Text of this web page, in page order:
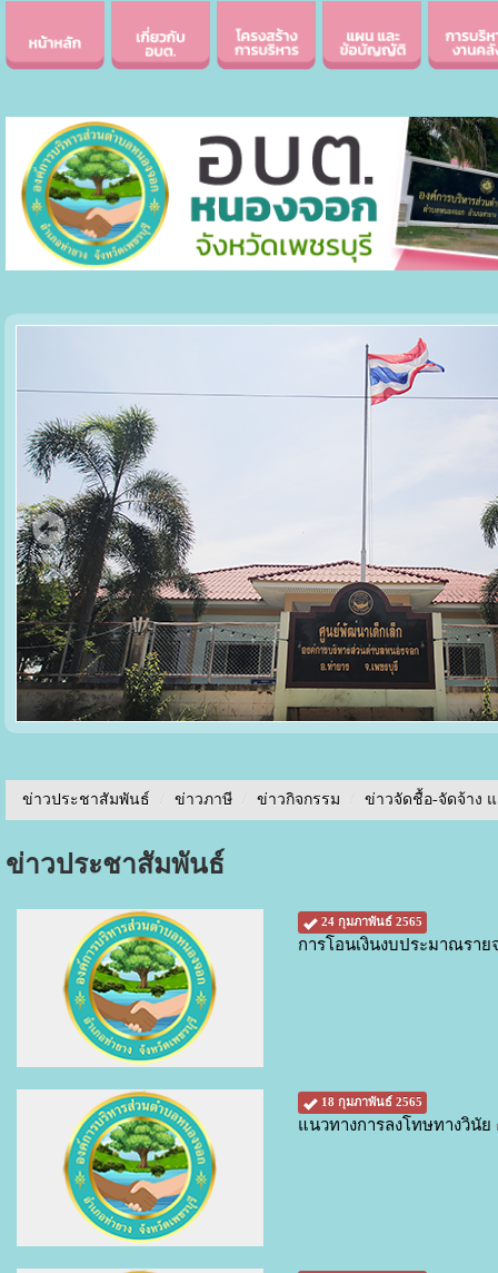
ข่าวประชาสัมพันธ์ / ข่าวภาษี / ข่าวกิจกรรม / ข่าวจัดชื้อ-จัดจ้าง
ข่าวประชาสัมพันธ์
24 กุมภาพันธ์ 2565
การโอนเงินงบประมาณรา
18 กุมภาพันธ์ 2565
แนวทางการลงโทษทางวินัย